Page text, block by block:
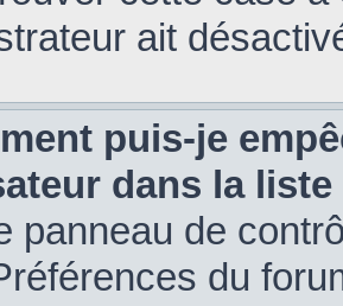
ait
puis-je
dans la
panneau de
du